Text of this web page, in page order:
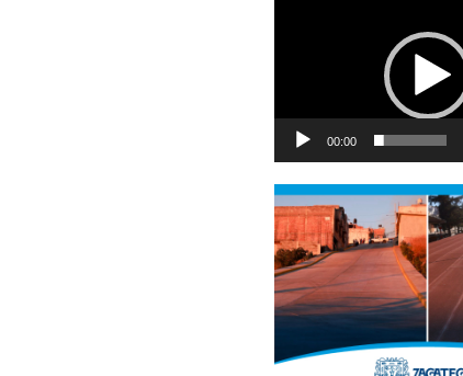
00:00